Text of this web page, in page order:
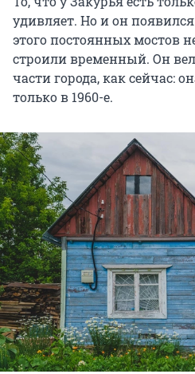
удивляет. Но и он появился
этого постоянных мостов
строили временный. Он вел
части города, как сейчас:
только в 1960-е.